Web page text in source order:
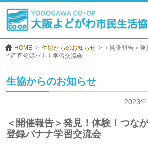
HOME 生協からのお知らせ
＜開催報告＞
イ産直登録バナナ学習交流会
生協からのお知らせ
2023
＜開催報告＞発見！体験！つな
登録バナナ学習交流会